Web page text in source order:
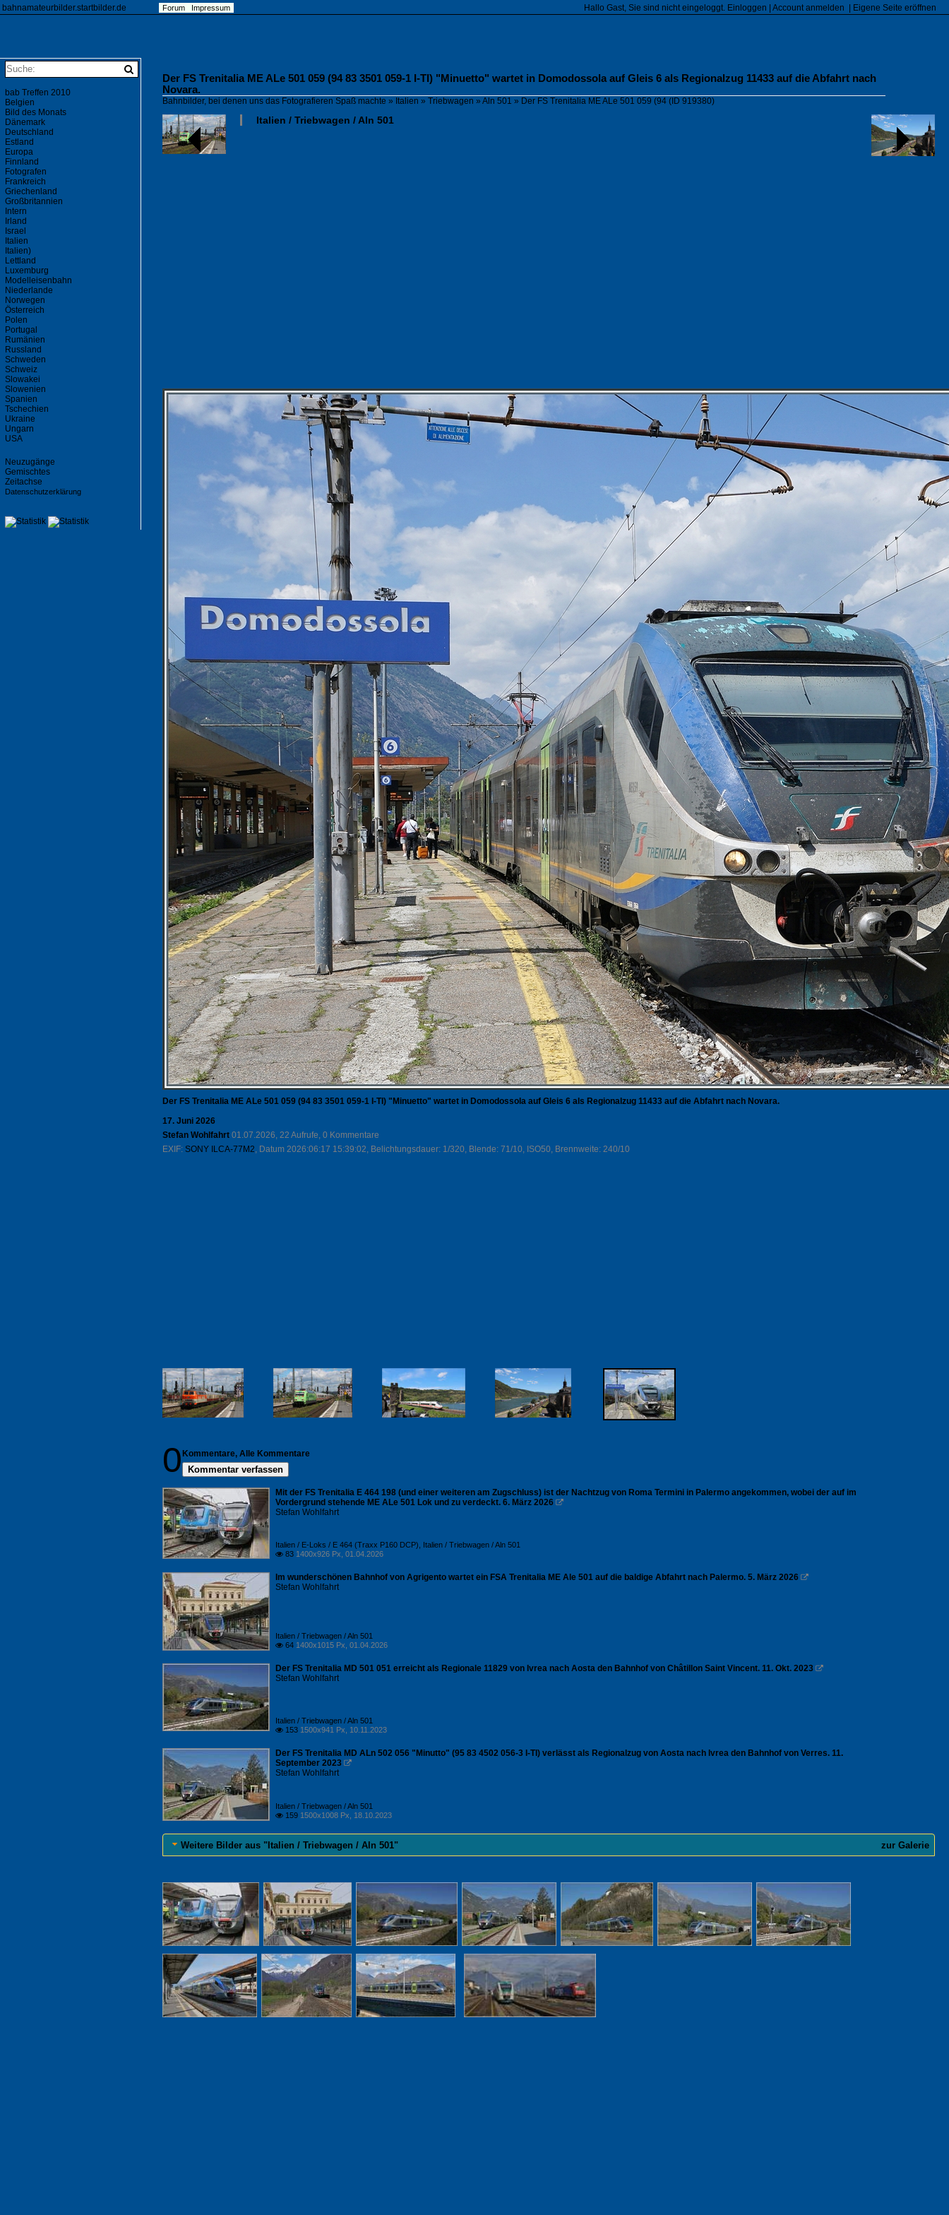
bahnamateurbilder.startbilder.de Hallo Gast, Sie sind nicht eingeloggt. Einloggen Account anmelden Eigene Seite eröffnen
Forum Impressum
Der FS Trenitalia ME ALe 501 059 (94 83 3501 059-1 I-TI) "Minuetto" wartet in Domodossola auf Gleis 6 als Regionalzug 11433 auf die Abfahrt nach
Novara.
Bahnbilder, bei denen uns das Fotografieren Spaß machte » Italien » Triebwagen » Aln 501 » Der FS Trenitalia ME ALe 501 059 (94 (ID 919380)
Italien / Triebwagen / Aln 501
Der FS Trenitalia ME ALe 501 059 (94 83 3501 059-1 I-TI) "Minuetto" wartet in Domodossola auf Gleis 6 als Regionalzug 11433 auf die Abfahrt nach Novara.
17. Juni 2026
Stefan Wohlfahrt 01.07.2026, 22 Aufrufe, 0 Kommentare
EXIF: SONY ILCA-77M2, Datum 2026:06:17 15:39:02, Belichtungsdauer: 1/320, Blende: 71/10, ISO50, Brennweite: 240/10
0 Kommentare, Alle Kommentare
Kommentar verfassen
Mit der FS Trenitalia E 464 198 (und einer weiteren am Zugschluss) ist der Nachtzug von Roma Termini in Palermo angekommen, wobei der auf im
Vordergrund stehende ME ALe 501 Lok und zu verdeckt. 6. März 2026 
Stefan Wohlfahrt
Italien / E-Loks / E 464 (Traxx P160 DCP) Italien / Triebwagen / Aln 501
 83 1400x926 Px, 01.04.2026
Im wunderschönen Bahnhof von Agrigento wartet ein FSA Trenitalia ME Ale 501 auf die baldige Abfahrt nach Palermo. 5. März 2026 
Stefan Wohlfahrt
Italien / Triebwagen / Aln 501
 64 1400x1015 Px, 01.04.2026
Der FS Trenitalia MD 501 051 erreicht als Regionale 11829 von Ivrea nach Aosta den Bahnhof von Châtillon Saint Vincent. 11. Okt. 2023 
Stefan Wohlfahrt
Italien / Triebwagen / Aln 501
 153 1500x941 Px, 10.11.2023
Der FS Trenitalia MD ALn 502 056 "Minutto" (95 83 4502 056-3 I-TI) verlässt als Regionalzug von Aosta nach Ivrea den Bahnhof von Verres. 11.
September 2023 
Stefan Wohlfahrt
Italien / Triebwagen / Aln 501
 159 1500x1008 Px, 18.10.2023
zur Galerie
Weitere Bilder aus "Italien / Triebwagen / Aln 501"
bab Treffen 2010
Belgien
Bild des Monats
Dänemark
Deutschland
Estland
Europa
Finnland
Fotografen
Frankreich
Griechenland
Großbritannien
Intern
Irland
Israel
Italien
Italien)
Lettland
Luxemburg
Modelleisenbahn
Niederlande
Norwegen
Österreich
Polen
Portugal
Rumänien
Russland
Schweden
Schweiz
Slowakei
Slowenien
Spanien
Tschechien
Ukraine
Ungarn
USA
Neuzugänge
Gemischtes
Zeitachse
Datenschutzerklärung